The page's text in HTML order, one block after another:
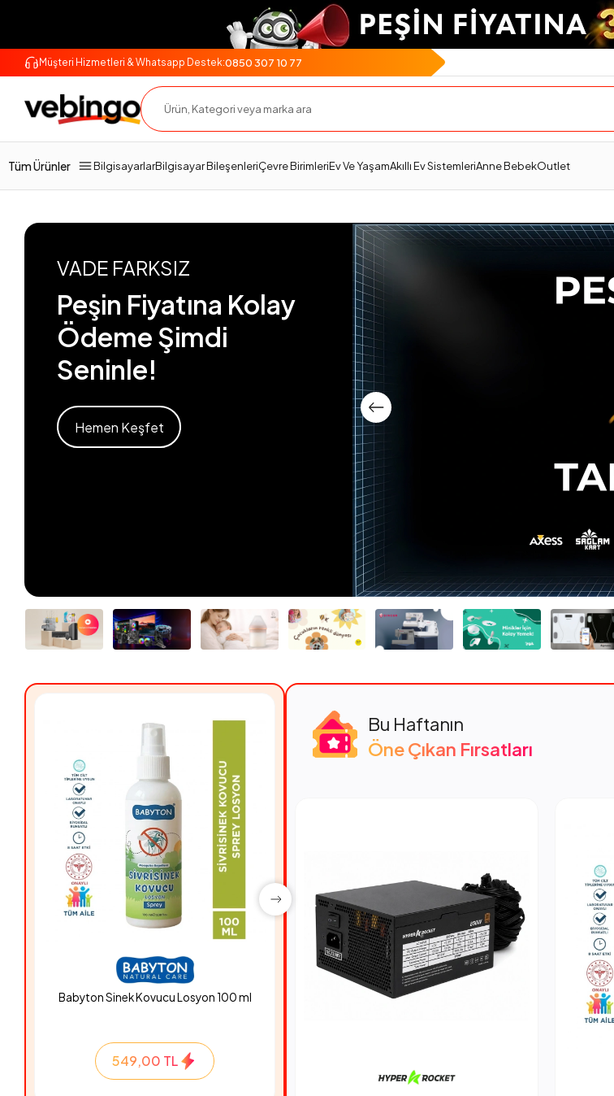
Müşteri Hizmetleri & Whatsapp Destek:0850 307 10 77
Tüm Ürünler BilgisayarlarBilgisayar BileşenleriÇevre BirimleriEv Ve YaşamAkıllı Ev SistemleriAnne BebekOutlet
VADE FARKSIZ
Peşin Fiyatına Kolay
Ödeme Şimdi
Seninle!
Hemen Keşfet
Babyton Sinek Kovucu Losyon 100 ml
549,00 TL
Hyper Rocket 850W PSU Güç Kaynağı
Bu Haftanın
Öne Çıkan Fırsatları